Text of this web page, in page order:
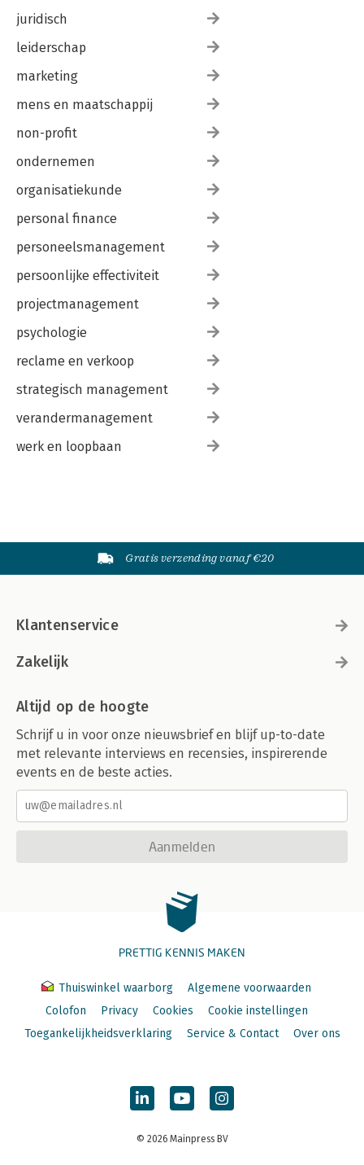
juridisch
leiderschap
marketing
mens en maatschappij
non-profit
ondernemen
organisatiekunde
personal finance
personeelsmanagement
persoonlijke effectiviteit
projectmanagement
psychologie
reclame en verkoop
strategisch management
verandermanagement
werk en loopbaan
Gratis verzending vanaf €20
Klantenservice
Zakelijk
Altijd op de hoogte
Schrijf u in voor onze nieuwsbrief en blijf up-to-date
met relevante interviews en recensies, inspirerende
events en de beste acties.
Aanmelden
PRETTIG KENNIS MAKEN
Thuiswinkel waarborg
Algemene voorwaarden
Colofon
Privacy Cookies
Cookie instellingen
Toegankelijkheidsverklaring
Service & Contact Over ons
© 2026 Mainpress BV